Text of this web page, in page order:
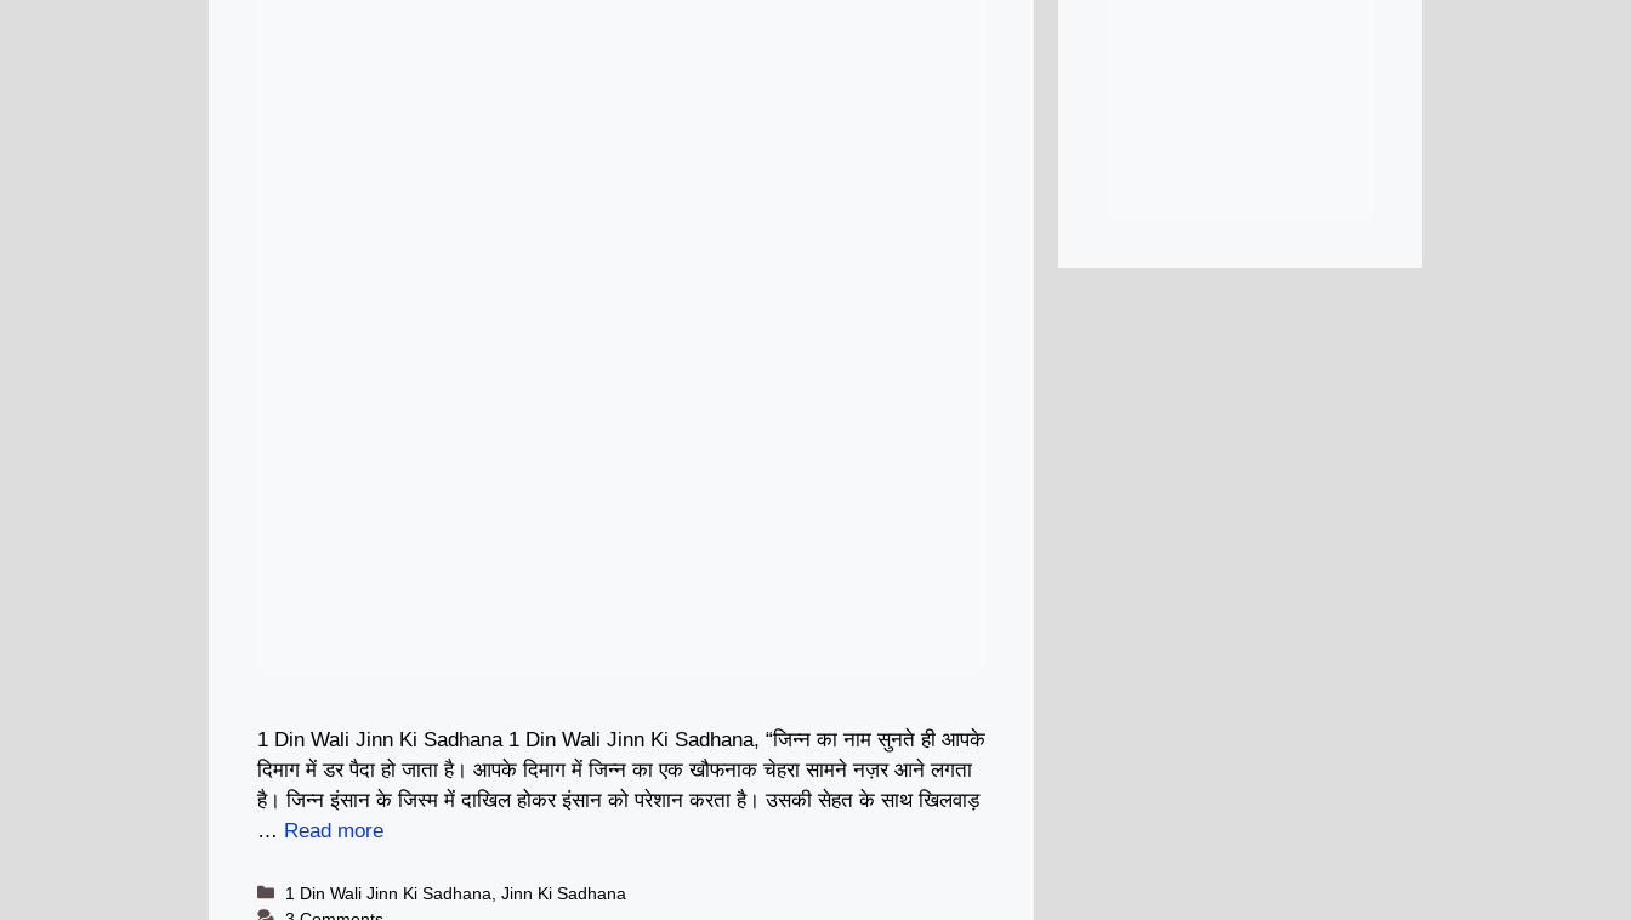
1 Din Wali Jinn Ki Sadhana 1 Din Wali Jinn Ki Sadhana, “जिन्न का नाम सुनते ही आपके
दिमाग में डर पैदा हो जाता है। आपके दिमाग में जिन्न का एक खौफनाक चेहरा सामने नज़र आने लगता
है। जिन्न इंसान के जिस्म में दाखिल होकर इंसान को परेशान करता है। उसकी सेहत के साथ खिलवाड़
… Read more
Categories
1 Din Wali Jinn Ki Sadhana ,Jinn Ki Sadhana